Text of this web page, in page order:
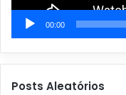
00:00
Posts Aleatórios